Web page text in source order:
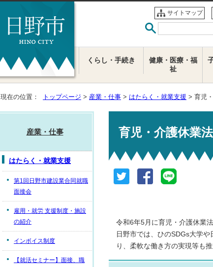
サイトマップ
くらし・手続き
健康・医療・福
祉
現在の位置： トップページ > 産業・仕事 > はたらく・就業支援 > 育児
育児・介護休業
令和6年5月に育児・介護休業
日野市では、ひのSDGs大学
り、柔軟な働き方の実現等も推
産業・仕事
はたらく・就業支援
第1回日野市建設業合同就職
面接会
雇用・就労 支援制度・施設
の紹介
インボイス制度
【就活セミナー】面接、職